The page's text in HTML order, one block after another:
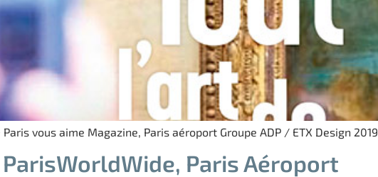
vous aime Magazine, Paris aéroport Groupe ADP / ETX Design 2019
Paris Aéroport